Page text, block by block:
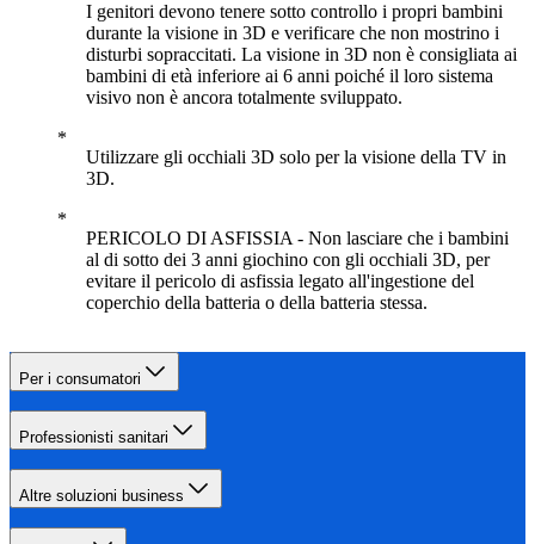
I genitori devono tenere sotto controllo i propri bambini
durante la visione in 3D e verificare che non mostrino i
disturbi sopraccitati. La visione in 3D non è consigliata ai
bambini di età inferiore ai 6 anni poiché il loro sistema
visivo non è ancora totalmente sviluppato.
Utilizzare gli occhiali 3D solo per la visione della TV in
3D.
PERICOLO DI ASFISSIA - Non lasciare che i bambini
al di sotto dei 3 anni giochino con gli occhiali 3D, per
evitare il pericolo di asfissia legato all'ingestione del
coperchio della batteria o della batteria stessa.
Per i consumatori
Professionisti sanitari
Altre soluzioni business